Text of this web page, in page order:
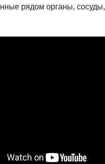
рядом органы, сосуды,